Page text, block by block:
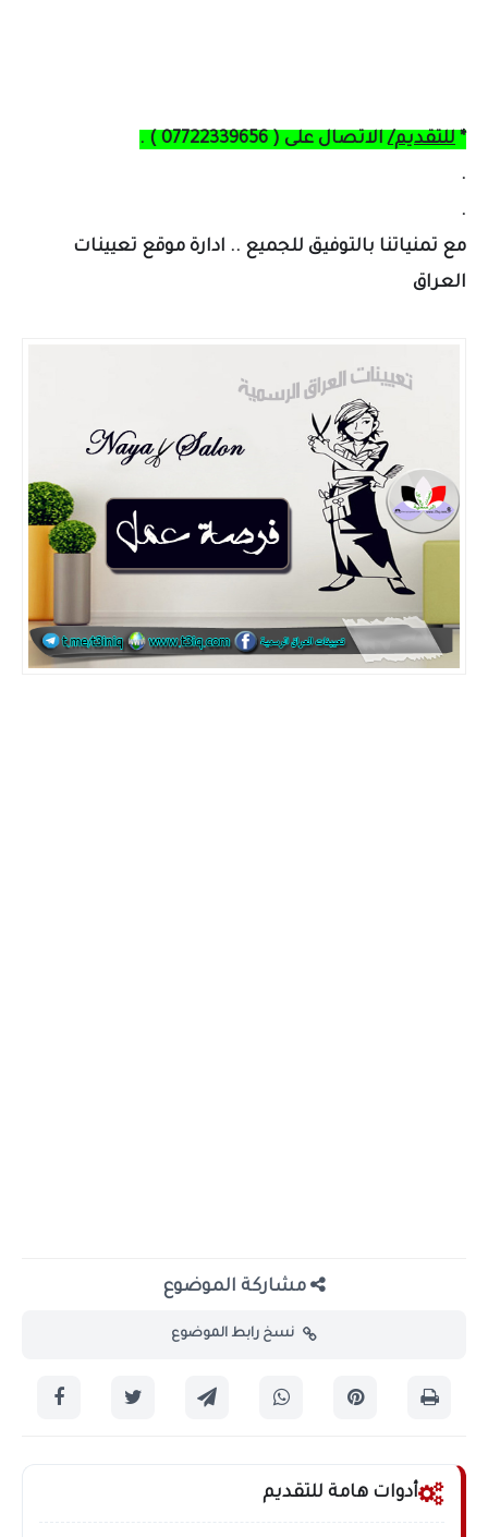
* للتقديم/الاتصال على ( 07722339656 ) .
.
.
مع تمنياتنا بالتوفيق للجميع .. ادارة موقع تعيينات
العراق
مشاركة الموضوع
نسخ رابط الموضوع
أدوات هامة للتقديم